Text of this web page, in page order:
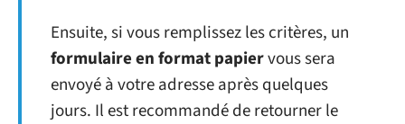
Ensuite, si vous remplissez les critères, un
formulaire en format papiervous sera
envoyé à votre adresse après quelques
jours. Il est recommandé de retourner le